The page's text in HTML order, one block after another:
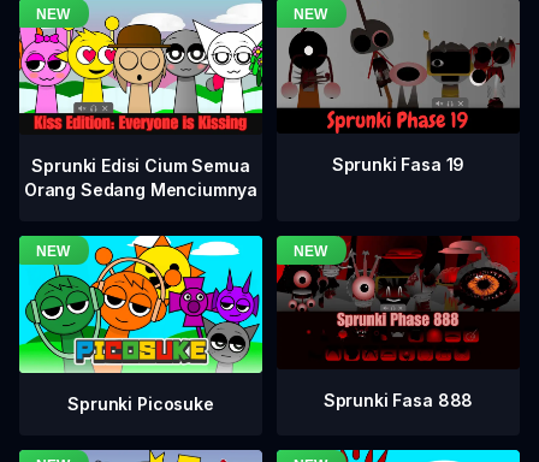
Sprunki Edisi Cium Semua
Orang Sedang Menciumnya
Sprunki Fasa 19
Sprunki Picosuke Sprunki Fasa 888